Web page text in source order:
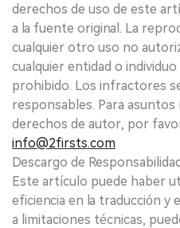
derechos de uso de este
a la fuente original. La
cualquier otro uso no
cualquier entidad o
prohibido. Los infractores
responsables. Para asuntos
derechos de autor, por
info@2firsts.com
Descargo de
Este artículo puede haber
eficiencia en la traducción y
a limitaciones técnicas,